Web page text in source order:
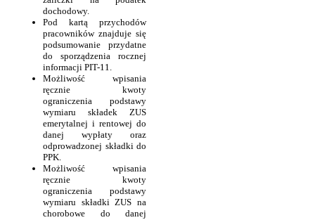
dochodowy.
Pod kartą przychodów
pracowników znajduje się
podsumowanie przydatne
do sporządzenia rocznej
informacji PIT-11.
Możliwość wpisania
ręcznie kwoty
ograniczenia podstawy
wymiaru składek ZUS
emerytalnej i rentowej do
danej wypłaty oraz
odprowadzonej składki do
PPK.
Możliwość wpisania
ręcznie kwoty
ograniczenia podstawy
wymiaru składki ZUS na
chorobowe do danej